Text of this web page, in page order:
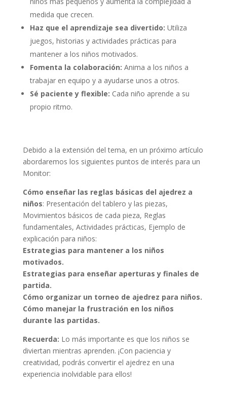
medida que crecen.
Haz que el aprendizaje sea divertido: Utiliza
juegos, historias y actividades prácticas para
mantener a los niños motivados.
Fomenta la colaboración: Anima a los niños a
trabajar en equipo y a ayudarse unos a otros.
Sé paciente y flexible: Cada niño aprende a su
propio ritmo.
Debido a la extensión del tema, en un próximo artículo
abordaremos los siguientes puntos de interés para un
Monitor:
Cómo enseñar las reglas básicas del ajedrez a
niños: Presentación del tablero y las piezas,
Movimientos básicos de cada pieza, Reglas
fundamentales, Actividades prácticas, Ejemplo de
explicación para niños:
Estrategias para mantener a los niños
motivados.
Estrategias para enseñar aperturas y finales de
partida.
Cómo organizar un torneo de ajedrez para niños.
Cómo manejar la frustración en los niños
durante las partidas.
Recuerda: Lo más importante es que los niños se
diviertan mientras aprenden. ¡Con paciencia y
creatividad, podrás convertir el ajedrez en una
experiencia inolvidable para ellos!